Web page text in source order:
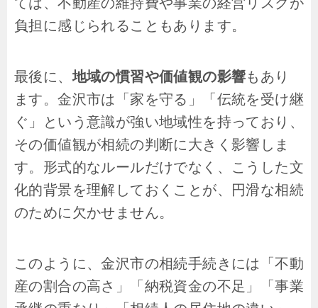
負担に感じられることもあります。
最後に、地域の慣習や価値観の影響もあり
ます。金沢市は「家を守る」「伝統を受け継
ぐ」という意識が強い地域性を持っており、
その価値観が相続の判断に大きく影響しま
す。形式的なルールだけでなく、こうした文
化的背景を理解しておくことが、円滑な相続
のために欠かせません。
このように、金沢市の相続手続きには「不動
産の割合の高さ」「納税資金の不足」「事業